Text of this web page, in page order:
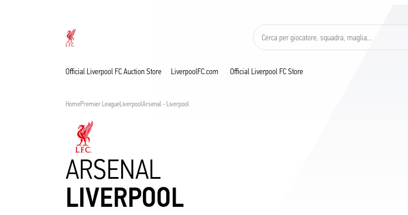
Cerca per giocatore, squadra, maglia...
Official Liverpool FC Auction Store LiverpoolFC.com Official Liverpool FC Store
HomePremier LeagueLiverpoolArsenal - Liverpool
ARSENAL
LIVERPOOL